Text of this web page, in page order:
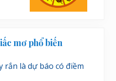
mơ phổ biến
rắn là dự báo có điềm